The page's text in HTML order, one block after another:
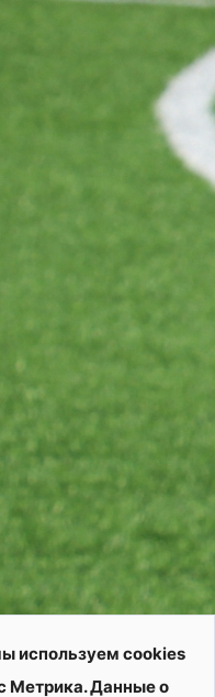
используем cookies
Метрика. Данные о